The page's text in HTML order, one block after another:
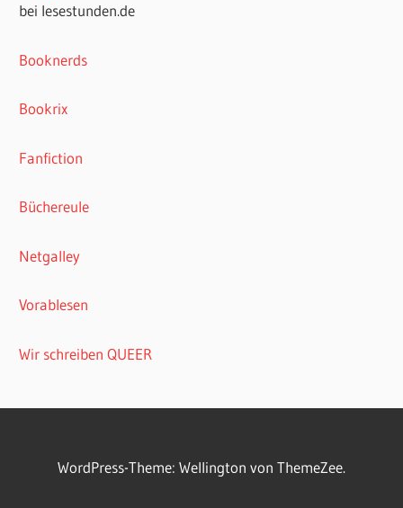
bei lesestunden.de
Booknerds
Bookrix
Fanfiction
Büchereule
Netgalley
Vorablesen
Wir schreiben QUEER
WordPress-Theme: Wellington von ThemeZee.